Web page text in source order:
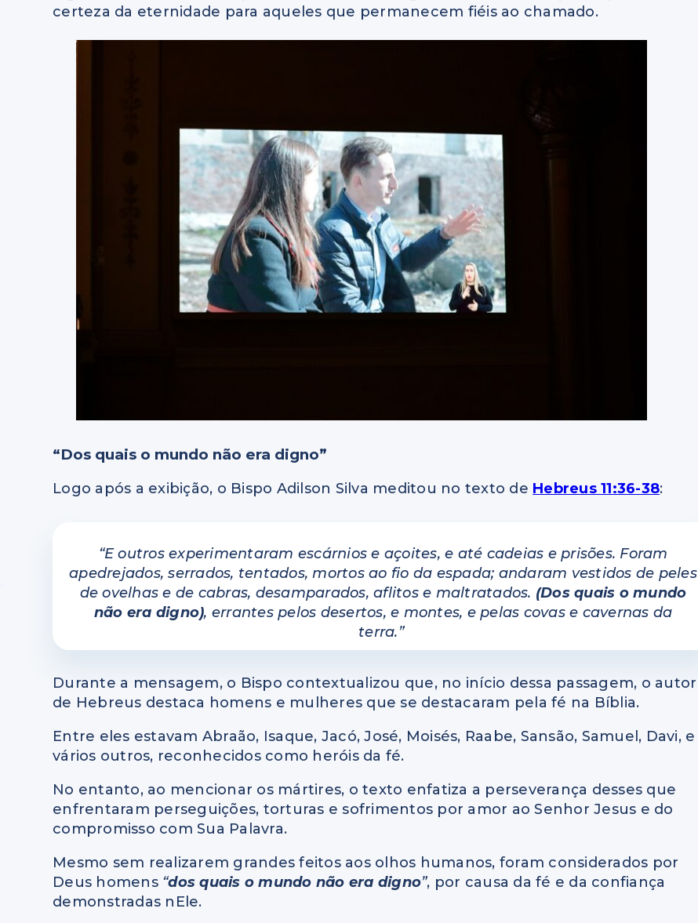
certeza da eternidade para aqueles que permanecem fiéis ao chamado.
“Dos quais o mundo não era digno”
Logo após a exibição, o Bispo Adilson Silva meditou no texto de Hebreus 11:36-38:
“E outros experimentaram escárnios e açoites, e até cadeias e prisões. Foram
apedrejados, serrados, tentados, mortos ao fio da espada; andaram vestidos de peles
de ovelhas e de cabras, desamparados, aflitos e maltratados. (Dos quais o mundo
não era digno), errantes pelos desertos, e montes, e pelas covas e cavernas da
terra.”
Durante a mensagem, o Bispo contextualizou que, no início dessa passagem, o autor
de Hebreus destaca homens e mulheres que se destacaram pela fé na Bíblia.
Entre eles estavam Abraão, Isaque, Jacó, José, Moisés, Raabe, Sansão, Samuel, Davi, e
vários outros, reconhecidos como heróis da fé.
No entanto, ao mencionar os mártires, o texto enfatiza a perseverança desses que
enfrentaram perseguições, torturas e sofrimentos por amor ao Senhor Jesus e do
compromisso com Sua Palavra.
Mesmo sem realizarem grandes feitos aos olhos humanos, foram considerados por
Deus homens “dos quais o mundo não era digno”, por causa da fé e da confiança
demonstradas nEle.